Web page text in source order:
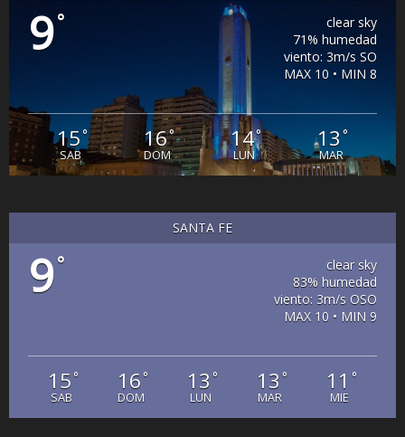
9°
clear sky
71% humedad
viento: 3m/s SO
MAX 10 • MIN 8
15°
SAB
16°
DOM
14°
LUN
13 °
MAR
SANTA FE
9°
clear sky
83% humedad
viento: 3m/s OSO
MAX 10 • MIN 9
15°
SAB
16°
DOM
13 °
LUN
13 °
MAR
11 °
MIE